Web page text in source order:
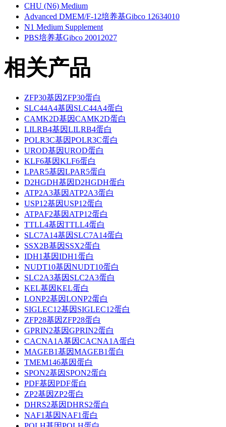
CHU (N6) Medium
Advanced DMEM/F-12培养基Gibco 12634010
N1 Medium Supplement
PBS培养基Gibco 20012027
相关产品
ZFP30基因ZFP30蛋白
SLC44A4基因SLC44A4蛋白
CAMK2D基因CAMK2D蛋白
LILRB4基因LILRB4蛋白
POLR3C基因POLR3C蛋白
UROD基因UROD蛋白
KLF6基因KLF6蛋白
LPAR5基因LPAR5蛋白
D2HGDH基因D2HGDH蛋白
ATP2A3基因ATP2A3蛋白
USP12基因USP12蛋白
ATPAF2基因ATP12蛋白
TTLL4基因TTLL4蛋白
SLC7A14基因SLC7A14蛋白
SSX2B基因SSX2蛋白
IDH1基因IDH1蛋白
NUDT10基因NUDT10蛋白
SLC2A3基因SLC2A3蛋白
KEL基因KEL蛋白
LONP2基因LONP2蛋白
SIGLEC12基因SIGLEC12蛋白
ZFP28基因ZFP28蛋白
GPRIN2基因GPRIN2蛋白
CACNA1A基因CACNA1A蛋白
MAGEB1基因MAGEB1蛋白
TMEM146基因蛋白
SPON2基因SPON2蛋白
PDF基因PDF蛋白
ZP2基因ZP2蛋白
DHRS2基因DHRS2蛋白
NAF1基因NAF1蛋白